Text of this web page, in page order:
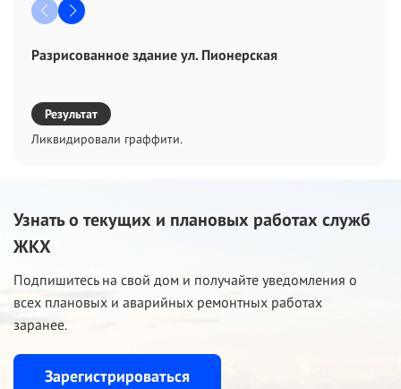
Разрисованное здание ул. Пионерская
Результат
Ликвидировали граффити.
Узнать о текущих и плановых работах служб
ЖКХ
Подпишитесь на свой дом и получайте уведомления о
всех плановых и аварийных ремонтных работах
заранее.
Зарегистрироваться